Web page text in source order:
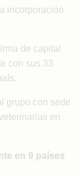
incorporación
de capital
con sus 33
grupo con sede
en
en 9 países